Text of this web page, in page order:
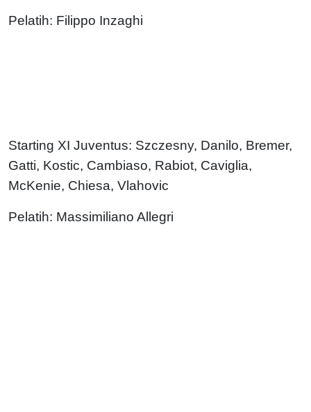
Pelatih: Filippo Inzaghi
Starting XI Juventus: Szczesny, Danilo, Bremer,
Gatti, Kostic, Cambiaso, Rabiot, Caviglia,
McKenie, Chiesa, Vlahovic
Pelatih: Massimiliano Allegri